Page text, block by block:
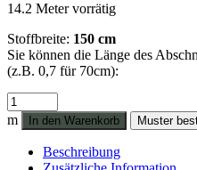
14.2 Meter vorrätig
Stoffbreite: 150 cm
Sie können die Länge des
(z.B. 0,7 für 70cm):
Längsstreifen
994
BW-
Mischung
pazifik,
m In den Warenkorb Muster
Beschreibung